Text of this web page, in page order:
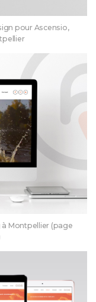
pour Ascensio,
Montpellier (page